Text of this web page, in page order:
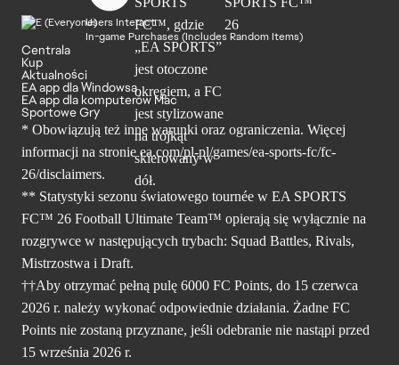
Users Interact
In-game Purchases (Includes Random Items)
Centrala
Kup
Aktualności
EA app dla Windowsa
EA app dla komputerów Mac
Sportowe Gry
* Obowiązują też inne warunki oraz ograniczenia. Więcej
informacji na stronie ea.com/pl-pl/games/ea-sports-fc/fc-
26/disclaimers.
** Statystyki sezonu światowego tournée w EA SPORTS
FC™ 26 Football Ultimate Team™ opierają się wyłącznie na
rozgrywce w następujących trybach: Squad Battles, Rivals,
Mistrzostwa i Draft.
††Aby otrzymać pełną pulę 6000 FC Points, do 15 czerwca
2026 r. należy wykonać odpowiednie działania. Żadne FC
Points nie zostaną przyznane, jeśli odebranie nie nastąpi przed
15 września 2026 r.